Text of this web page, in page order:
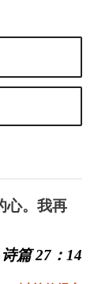
心。我再
篇 27：14